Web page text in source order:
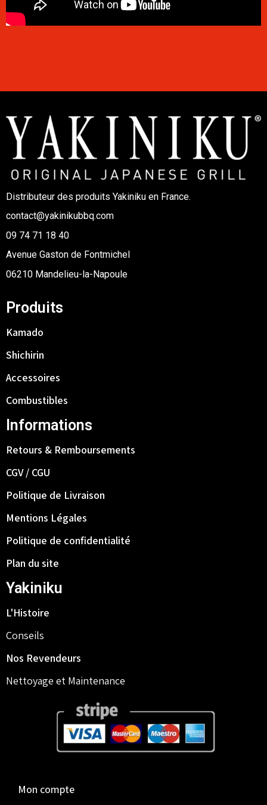
Distributeur des produits Yakiniku en France.
contact@yakinikubbq.com
09 74 71 18 40
Avenue Gaston de Fontmichel
06210 Mandelieu-la-Napoule
Produits
Kamado
Shichirin
Accessoires
Combustibles
Informations
Retours & Remboursements
CGV / CGU
Politique de Livraison
Mentions Légales
Politique de confidentialité
Plan du site
Yakiniku
L'Histoire
Conseils
Nos Revendeurs
Nettoyage et Maintenance
Mon compte